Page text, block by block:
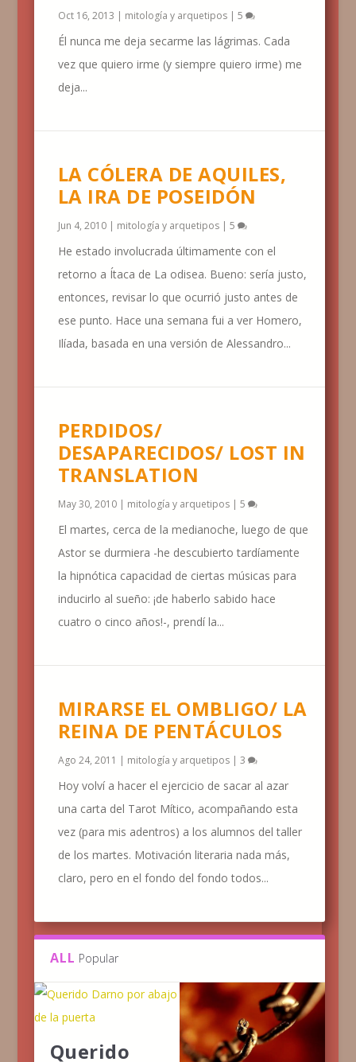
Oct 16, 2013 | mitología y arquetipos| 5
Él nunca me deja secarme las lágrimas. Cada
vez que quiero irme (y siempre quiero irme) me
deja...
LA CÓLERA DE AQUILES,
LA IRA DE POSEIDÓN
Jun 4, 2010| mitología y arquetipos| 5
He estado involucrada últimamente con el
retorno a Ítaca de La odisea. Bueno: sería justo,
entonces, revisar lo que ocurrió justo antes de
ese punto. Hace una semana fui a ver Homero,
Ilíada, basada en una versión de Alessandro...
PERDIDOS/
DESAPARECIDOS/ LOST IN
TRANSLATION
May 30, 2010| mitología y arquetipos| 5
El martes, cerca de la medianoche, luego de que
Astor se durmiera -he descubierto tardíamente
la hipnótica capacidad de ciertas músicas para
inducirlo al sueño: ¡de haberlo sabido hace
cuatro o cinco años!-, prendí la...
MIRARSE EL OMBLIGO/ LA
REINA DE PENTÁCULOS
Ago 24, 2011 | mitología y arquetipos| 3
Hoy volví a hacer el ejercicio de sacar al azar
una carta del Tarot Mítico, acompañando esta
vez (para mis adentros) a los alumnos del taller
de los martes. Motivación literaria nada más,
claro, pero en el fondo del fondo todos...
ALL Popular
Querido